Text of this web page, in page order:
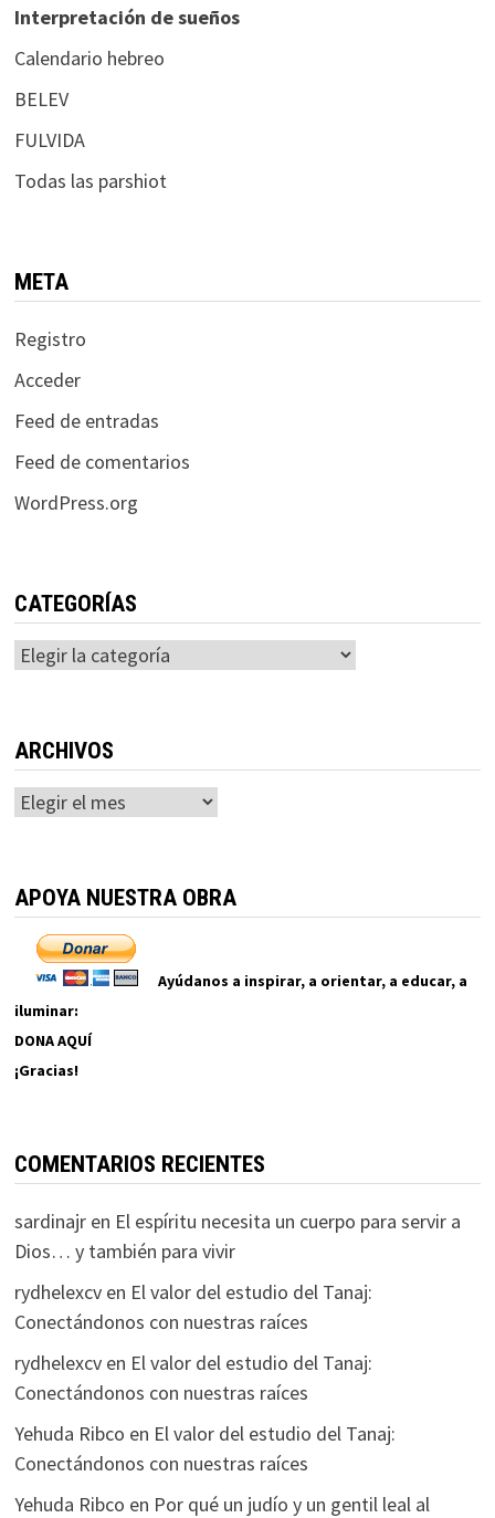
Interpretación de sueños
Calendario hebreo
BELEV
FULVIDA
Todas las parshiot
META
Registro
Acceder
Feed de entradas
Feed de comentarios
WordPress.org
CATEGORÍAS
Categorías
ARCHIVOS
Archivos
APOYA NUESTRA OBRA
Ayúdanos a inspirar, a orientar, a educar, a
iluminar:
DONA AQUÍ
¡Gracias!
COMENTARIOS RECIENTES
sardinajren El espíritu necesita un cuerpo para servir a
Dios… y también para vivir
rydhelexcven El valor del estudio del Tanaj:
Conectándonos con nuestras raíces
rydhelexcven El valor del estudio del Tanaj:
Conectándonos con nuestras raíces
Yehuda Ribco en El valor del estudio del Tanaj:
Conectándonos con nuestras raíces
Yehuda Ribco en Por qué un judío y un gentil leal al